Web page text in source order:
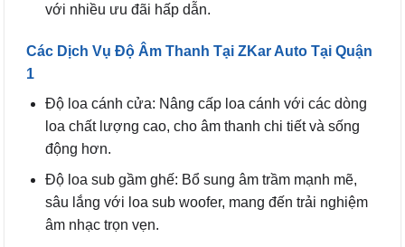
với nhiều ưu đãi hấp dẫn.
Các Dịch Vụ Độ Âm Thanh Tại ZKar Auto Tại Quận
1
Độ loa cánh cửa: Nâng cấp loa cánh với các dòng
loa chất lượng cao, cho âm thanh chi tiết và sống
động hơn.
Độ loa sub gầm ghế: Bổ sung âm trầm mạnh mẽ,
sâu lắng với loa sub woofer, mang đến trải nghiệm
âm nhạc trọn vẹn.